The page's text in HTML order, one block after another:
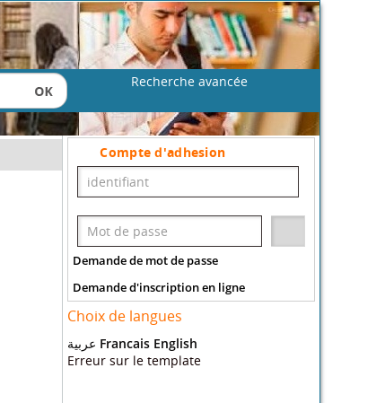
Recherche avancée
Compte d'adhesion
Demande de mot de passe
Demande d'inscription en ligne
Choix de langues
عربية Francais English
Erreur sur le template